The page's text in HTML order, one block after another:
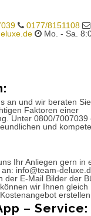
0177/8151108
Mo. - Sa.
an und wir beraten
Faktoren einer
Unter 0800/7007039
und
Ihr Anliegen gern in
info@team-
der E-Mail Bilder der
wir Ihnen gleich
erstellen.
– Service: